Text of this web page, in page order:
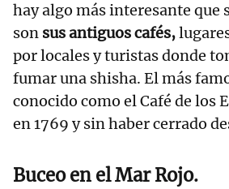
hay algo más interesante que
son sus antiguos cafés,
por locales y turistas donde
fumar una shisha. El más
conocido como el Café de los
en 1769 y sin haber cerrado
Buceo en el Mar Rojo.